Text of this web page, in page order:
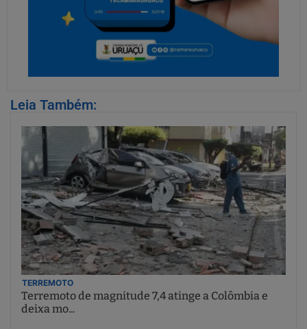
Leia Também:
TERREMOTO
Terremoto de magnitude 7,4 atinge a Colômbia e
deixa mo...